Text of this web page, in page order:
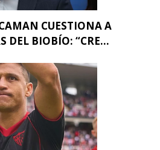
CUESTIONA A
DEL BIOBÍO: “CRE...